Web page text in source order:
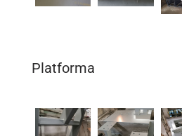
Platforma